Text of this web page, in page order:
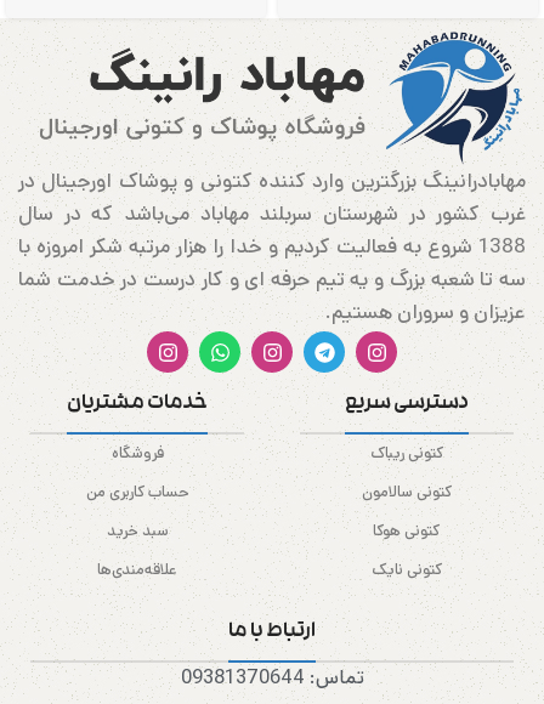
مهابادرانینگ بزرگترین وارد کننده کتونی و پوشاک اورجینال در
غرب کشور در شهرستان سربلند مهاباد می‌باشد که در سال
1388 شروع به فعالیت کردیم و خدا را هزار مرتبه شکر امروزه با
سه تا شعبه بزرگ و یه تیم حرفه ای و کار درست در خدمت شما
عزیزان و سروران هستیم.
دسترسی سریع
کتونی ریباک
کتونی سالامون
کتونی هوکا
کتونی نایک
خدمات مشتریان
فروشگاه
حساب کاربری من
سبد خرید
علاقه‌مندی‌ها
ارتباط با ما
تماس: 09381370644